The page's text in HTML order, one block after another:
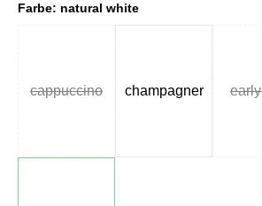
Farbe: natural white
cappuccino
(Diese Option ist zurzeit nicht
champagner